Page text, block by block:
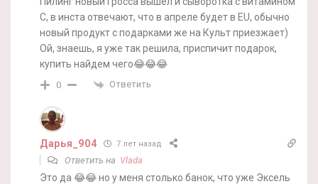
С, в инста отвечают, что в апреле будет в EU, обычно
новый продукт с подарками же на Культ приезжает)
Ой, знаешь, я уже так решила, приспичит подарок,
купить найдем чего😂😂😂
0 Ответить
Дарья_904 7 лет назад
Ответить на Vlada
Это да 😂😂 но у меня столько банок, что уже Эксель